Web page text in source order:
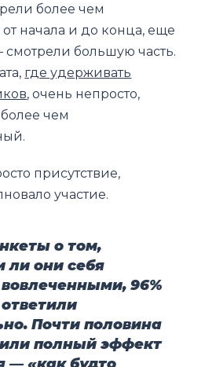
более чем
начала и до конца, еще
смотрели большую часть.
где удерживать
, очень непросто,
чем
присутствие,
участие.
о том,
ли они себя
96%
Почти половина
полный эффект
— «как будто